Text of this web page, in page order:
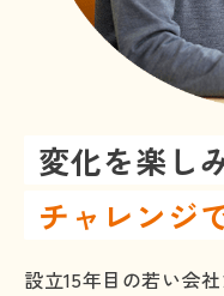
変化を楽しみ
チャレンジ
設立15年目の若い会